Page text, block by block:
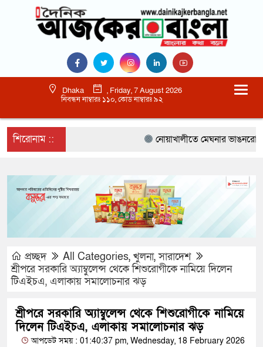
Dhaka
, Friday, 7 August 2026
নিবন্ধন নাম্বারঃ ১১০, কোড নাম্বারঃ ৯২
শিরোনাম :: নোয়াখালীতে মেঘনার ভাঙনরোধে
প্রচ্ছদ All Categories, খুলনা,সারাদেশ
শ্রীপরে সরকারি অ্যাম্বুলেন্স থেকে শিশুরোগীকে নামিয়ে দিলেন
টিএইচএ, এলাকায় সমালোচনার ঝড়
শ্রীপরে সরকারি অ্যাম্বুলেন্স থেকে শিশুরোগীকে নামিয়ে
দিলেন টিএইচএ, এলাকায় সমালোচনার ঝড়
আপডেট সময় : 01:40:37 pm, Wednesday, 18 February 2026